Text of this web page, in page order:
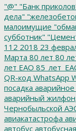
"@" "Банк
дела"
малоимущие
субботник"
112 2018 23
Марта 80 лет 80
лет ЕАО
QR-код WhatsApp
посадка
аварийный
Чернобыльской
авиакатастрофа
автобус